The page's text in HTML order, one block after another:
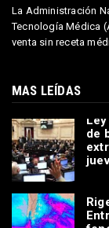
La Administración
Tecnología Médica
venta sin receta
MAS LEÍDAS
de